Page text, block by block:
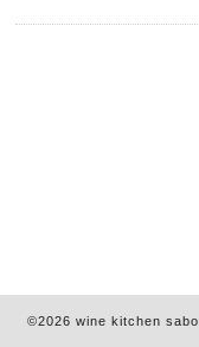
©2026 wine kitchen